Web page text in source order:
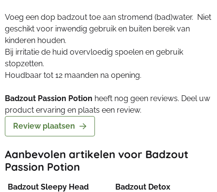
Voeg een dop badzout toe aan stromend (bad)water. Niet
geschikt voor inwendig gebruik en buiten bereik van
kinderen houden.
Bij irritatie de huid overvloedig spoelen en gebruik
stopzetten.
Houdbaar tot 12 maanden na opening.
Badzout Passion Potion heeft nog geen reviews. Deel uw
product ervaring en plaats een review.
Review plaatsen
Aanbevolen artikelen voor Badzout
Passion Potion
Badzout Sleepy Head Badzout Detox